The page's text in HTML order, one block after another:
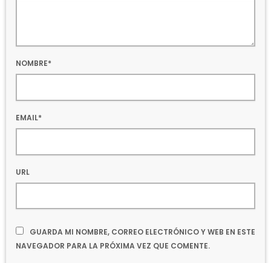
NOMBRE*
EMAIL*
URL
GUARDA MI NOMBRE, CORREO ELECTRÓNICO Y WEB EN ESTE
NAVEGADOR PARA LA PRÓXIMA VEZ QUE COMENTE.